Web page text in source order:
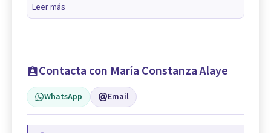
Leer más
Contacta con María Constanza Alaye
WhatsApp Email